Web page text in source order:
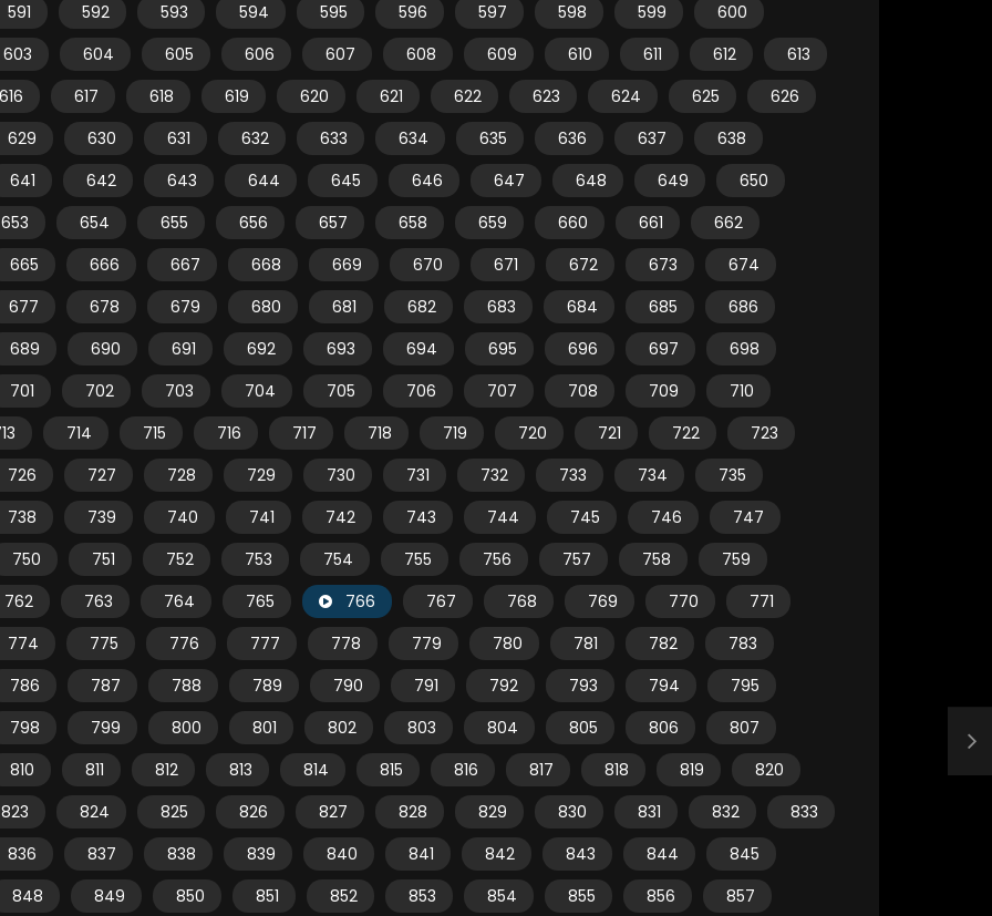
591
592 593 594 595 596 597 598 599
600
603
604 605 606 607 608 609 610 611 612
613
616
617 618 619 620 621 622 623 624 625
626
629
630 631 632 633 634 635 636 637
638
641
642 643 644 645 646 647 648 649
650
653
654 655 656 657 658 659 660 661
662
665
666 667 668 669 670 671 672 673
674
677
678 679 680 681 682 683 684 685
686
689
690 691 692 693 694 695 696 697
698
701
702 703 704 705 706 707 708 709
710
714 715 716 717 718 719 720 721 722
723
726
727 728 729 730 731 732 733 734
735
738
739 740 741 742 743 744 745 746
747
750
751 752 753 754 755 756 757 758
759
762
763 764 765 766 767 768 769 770
771
774
775 776 777 778 779 780 781 782
783
786
787 788 789 790 791 792 793 794
795
798
799 800 801 802 803 804 805 806
807
810
811 812 813 814 815 816 817 818 819
820
823
824 825 826 827 828 829 830 831 832
833
836
837 838 839 840 841 842 843 844
845
848
849 850 851 852 853 854 855 856 857